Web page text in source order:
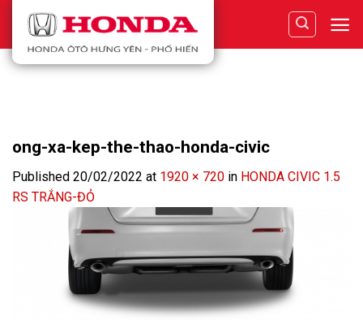
content
ong-xa-kep-the-thao-honda-civic
Published 20/02/2022 at 1920 × 720 in HONDA CIVIC 1.5
RS TRẮNG-ĐỎ